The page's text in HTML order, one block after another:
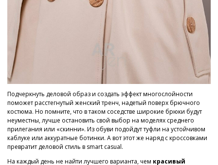
Подчеркнуть деловой образ и создать эффект многослойности
поможет расстегнутый женский тренч, надетый поверх брючного
костюма. Но помните, что в таком соседстве широкие брюки будут
неуместны, лучше остановить свой выбор на моделях среднего
прилегания или «скинни». Из обуви подойдут туфли на устойчивом
каблуке или аккуратные ботинки. А вот этот же наряд с кроссовками
превратит деловой стиль в smart casual.
На каждый день не найти лучшего варианта, чем красивый